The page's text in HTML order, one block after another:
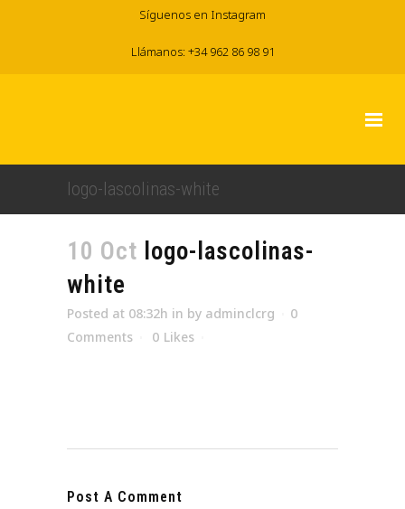
Síguenos en Instagram
Llámanos: +34 962 86 98 91
logo-lascolinas-white
10 Oct logo-lascolinas-
white
Posted at 08:32h in by adminclcrg
0
Comments
0 Likes
Post A Comment